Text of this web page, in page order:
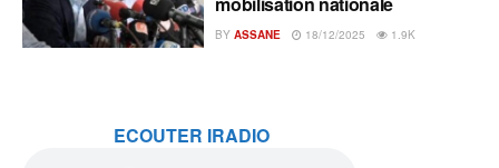
BY ASSANE 18/12/2025 1.9K
ECOUTER IRADIO